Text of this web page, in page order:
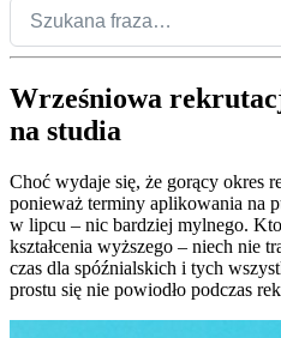
Wrześniowa
na studia
Choć wydaje się, że gorący okres
ponieważ terminy aplikowania na
w lipcu – nic bardziej mylnego.
kształcenia wyższego – niech nie
czas dla spóźnialskich i tych
prostu się nie powiodło podczas